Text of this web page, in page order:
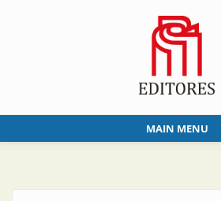
MAIN MENU